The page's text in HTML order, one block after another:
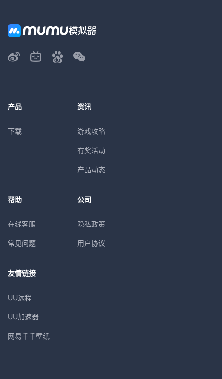
产品
下载
资讯
游戏攻略
有奖活动
产品动态
帮助
在线客服
常见问题
公司
隐私政策
用户协议
友情链接
UU远程
UU加速器
网易千千壁纸